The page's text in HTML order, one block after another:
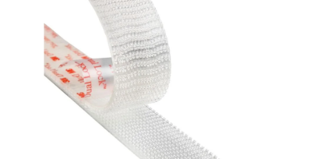
hviezdičiek.